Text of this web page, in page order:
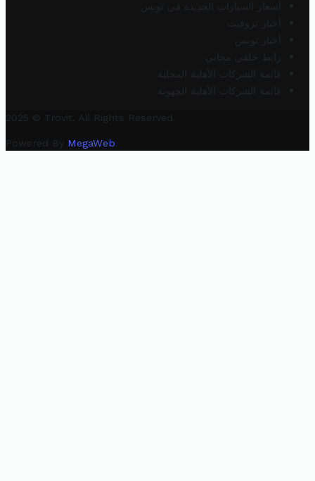
أسعار السيارات الجديدة في تونس
أخبار تروفيت
أخبار تونس
رابط خلفي مجاني
قائمة الشركات الأهلية المحلية
قائمة الشركات الأهلية الجهوية
2025 © Trovit. All Rights Reserved.
Powered By MegaWeb